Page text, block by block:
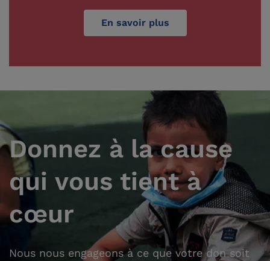
En savoir plus
Donnez à la cause
qui vous tient à
cœur
Nous nous engageons à ce que votre don soit